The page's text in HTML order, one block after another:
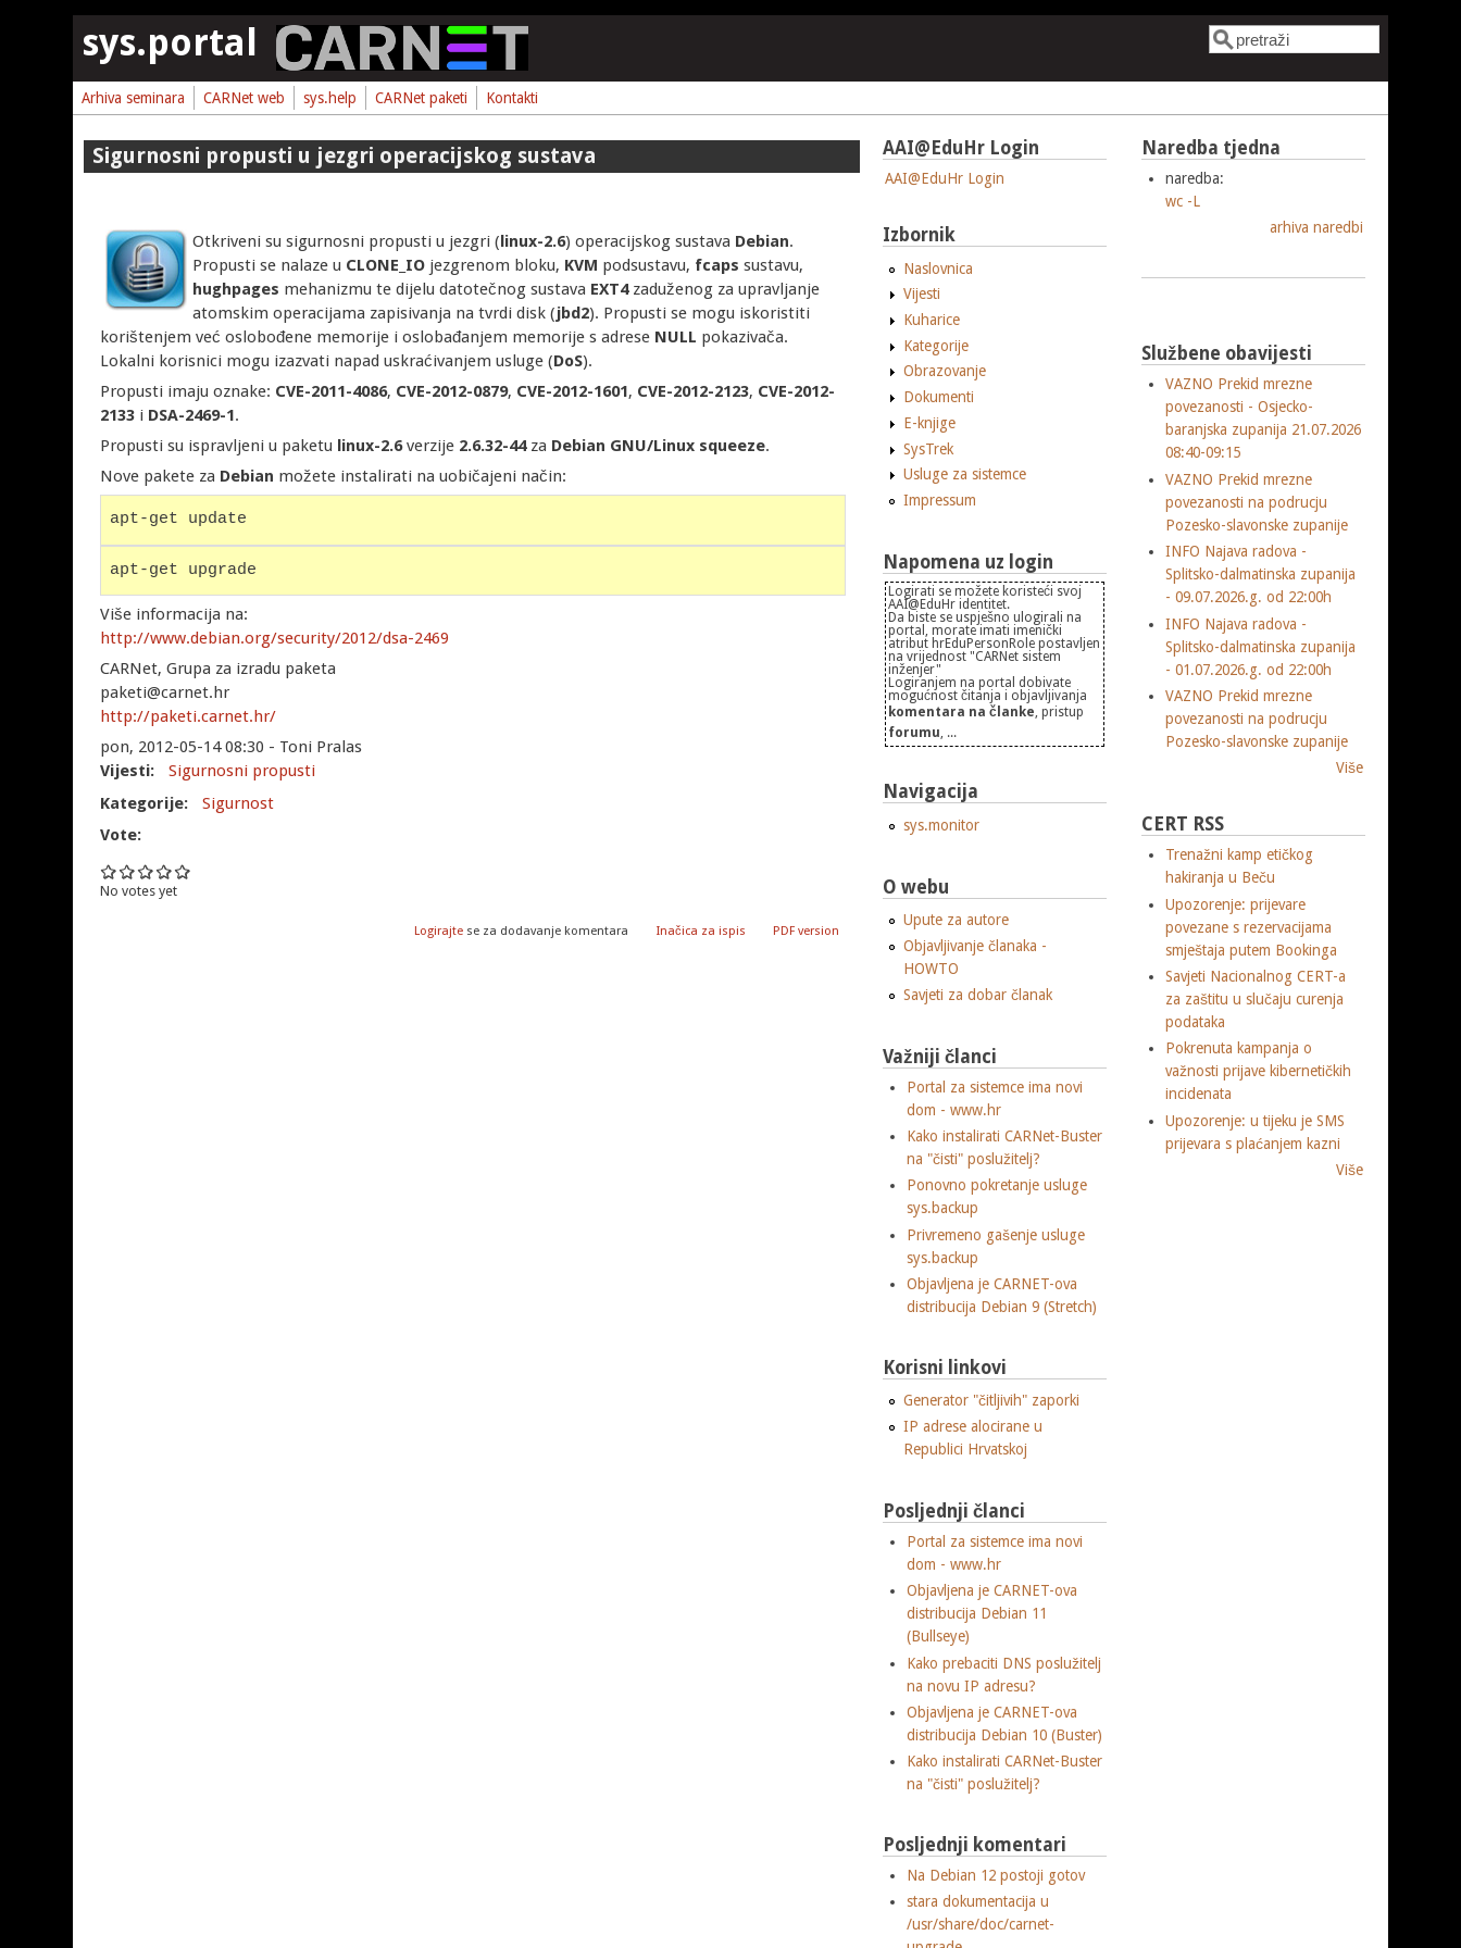
sys.portal Obrazac pretrage
Pretraga
Arhiva seminara CARNet web sys.help CARNet paketi Kontakti
Sigurnosni propusti u jezgri operacijskog sustava
Otkriveni su sigurnosni propusti u jezgri (linux-2.6) operacijskog sustava Debian.
Propusti se nalaze u CLONE_IO jezgrenom bloku, KVM podsustavu, fcaps sustavu,
hughpages mehanizmu te dijelu datotečnog sustava EXT4zaduženog za upravljanje
atomskim operacijama zapisivanja na tvrdi disk (jbd2). Propusti se mogu iskoristiti
korištenjem već oslobođene memorije i oslobađanjem memorije s adrese NULL pokazivača.
Lokalni korisnici mogu izazvati napad uskraćivanjem usluge (DoS).
Propusti imaju oznake: CVE-2011-4086, CVE-2012-0879, CVE-2012-1601, CVE-2012-2123, CVE-2012-
2133 i DSA-2469-1.
Propusti su ispravljeni u paketu linux-2.6verzije 2.6.32-44za Debian GNU/Linux squeeze.
Nove pakete za Debian možete instalirati na uobičajeni način:
apt-get update
apt-get upgrade
Više informacija na:
http://www.debian.org/security/2012/dsa-2469
CARNet, Grupa za izradu paketa
paketi@carnet.hr
http://paketi.carnet.hr/
pon, 2012-05-14 08:30 - Toni Pralas
Vijesti:
Sigurnosni propusti
Kategorije:
Sigurnost
Vote:
No votes yet
Logirajte se za dodavanje komentara Inačica za ispis PDF version
AAI@EduHr Login
AAI@EduHr Login
Izbornik
Naslovnica
Vijesti
Kuharice
Kategorije
Obrazovanje
Dokumenti
E-knjige
SysTrek
Usluge za sistemce
Impressum
Napomena uz login
Logirati se možete koristeći svoj
AAI@EduHr identitet.
Da biste se uspješno ulogirali na
portal, morate imati imenički
atribut hrEduPersonRole postavljen
na vrijednost "CARNet sistem
inženjer"
Logiranjem na portal dobivate
mogućnost čitanja i objavljivanja
komentara na članke, pristup
forumu, ...
Navigacija
sys.monitor
O webu
Upute za autore
Objavljivanje članaka -
HOWTO
Savjeti za dobar članak
Važniji članci
Portal za sistemce ima novi
dom - www.hr
Kako instalirati CARNet-Buster
na "čisti" poslužitelj?
Ponovno pokretanje usluge
sys.backup
Privremeno gašenje usluge
sys.backup
Objavljena je CARNET-ova
distribucija Debian 9 (Stretch)
Korisni linkovi
Generator "čitljivih" zaporki
IP adrese alocirane u
Republici Hrvatskoj
Posljednji članci
Portal za sistemce ima novi
dom - www.hr
Objavljena je CARNET-ova
distribucija Debian 11
(Bullseye)
Kako prebaciti DNS poslužitelj
na novu IP adresu?
Objavljena je CARNET-ova
distribucija Debian 10 (Buster)
Kako instalirati CARNet-Buster
na "čisti" poslužitelj?
Posljednji komentari
Na Debian 12 postoji gotov
stara dokumentacija u
/usr/share/doc/carnet-
Naredba tjedna
naredba:
wc -L
arhiva naredbi
Službene obavijesti
VAZNO Prekid mrezne
povezanosti - Osjecko-
baranjska zupanija 21.07.2026
08:40-09:15
VAZNO Prekid mrezne
povezanosti na podrucju
Pozesko-slavonske zupanije
INFO Najava radova -
Splitsko-dalmatinska zupanija
- 09.07.2026.g. od 22:00h
INFO Najava radova -
Splitsko-dalmatinska zupanija
- 01.07.2026.g. od 22:00h
VAZNO Prekid mrezne
povezanosti na podrucju
Pozesko-slavonske zupanije
Više
CERT RSS
Trenažni kamp etičkog
hakiranja u Beču
Upozorenje: prijevare
povezane s rezervacijama
smještaja putem Bookinga
Savjeti Nacionalnog CERT-a
za zaštitu u slučaju curenja
podataka
Pokrenuta kampanja o
važnosti prijave kibernetičkih
incidenata
Upozorenje: u tijeku je SMS
prijevara s plaćanjem kazni
Više